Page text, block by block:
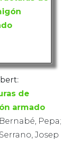
de
armado
Pepa;
Josep